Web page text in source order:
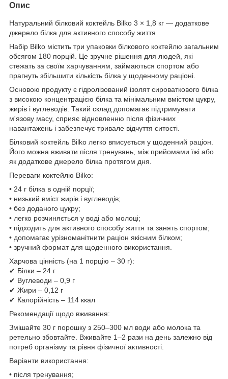
Опис
Натуральний білковий коктейль Bilko 3 × 1,8 кг — додаткове
джерело білка для активного способу життя
Набір Bilko містить три упаковки білкового коктейлю загальним
обсягом 180 порцій. Це зручне рішення для людей, які
стежать за своїм харчуванням, займаються спортом або
прагнуть збільшити кількість білка у щоденному раціоні.
Основою продукту є гідролізований ізолят сироваткового білка
з високою концентрацією білка та мінімальним вмістом цукру,
жирів і вуглеводів. Такий склад допомагає підтримувати
м'язову масу, сприяє відновленню після фізичних
навантажень і забезпечує тривале відчуття ситості.
Білковий коктейль Bilko легко вписується у щоденний раціон.
Його можна вживати після тренувань, між прийомами їжі або
як додаткове джерело білка протягом дня.
Переваги коктейлю Bilko:
• 24 г білка в одній порції;
• низький вміст жирів і вуглеводів;
• без доданого цукру;
• легко розчиняється у воді або молоці;
• підходить для активного способу життя та занять спортом;
• допомагає урізноманітнити раціон якісним білком;
• зручний формат для щоденного використання.
Харчова цінність (на 1 порцію – 30 г):
✔ Білки – 24 г
✔ Вуглеводи – 0,9 г
✔ Жири – 0,12 г
✔ Калорійність – 114 ккал
Рекомендації щодо вживання:
Змішайте 30 г порошку з 250–300 мл води або молока та
ретельно збовтайте. Вживайте 1–2 рази на день залежно від
потреб організму та рівня фізичної активності.
Варіанти використання:
• після тренування;